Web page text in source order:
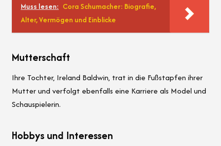
Muss lesen: Cora Schumacher: Biografie,
Alter, Vermögen und Einblicke
Mutterschaft
Ihre Tochter, Ireland Baldwin, trat in die Fußstapfen ihrer
Mutter und verfolgt ebenfalls eine Karriere als Model und
Schauspielerin.
Hobbys und Interessen